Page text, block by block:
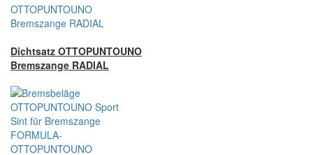
Dichtsatz OTTOPUNTOUNO
Bremszange RADIAL